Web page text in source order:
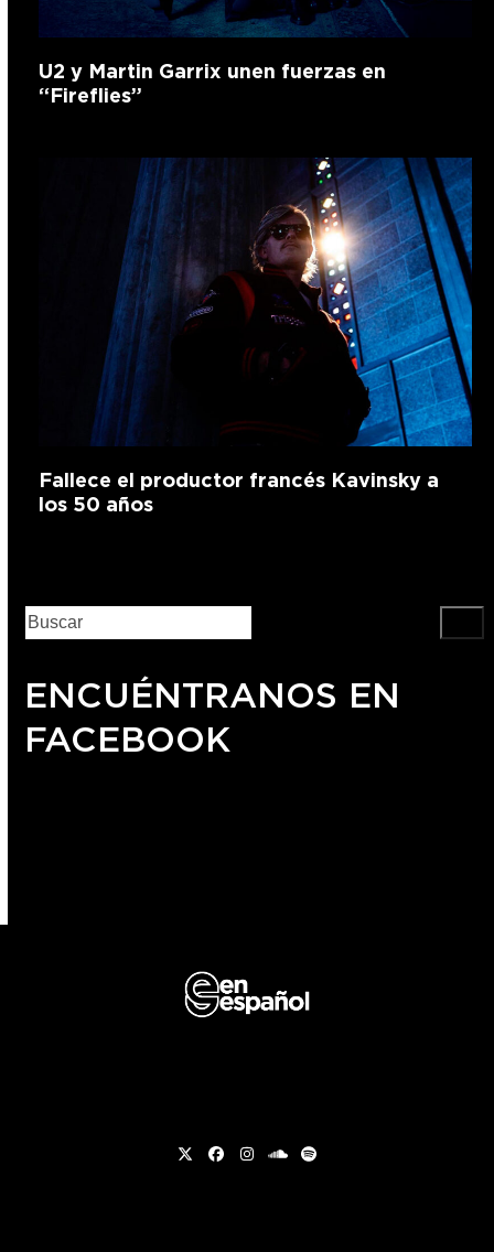
U2 y Martin Garrix unen fuerzas en
“Fireflies”
Fallece el productor francés Kavinsky a
los 50 años
ENCUÉNTRANOS EN
FACEBOOK
TwitterFacebook
Instagram
soundcloud
Spotify